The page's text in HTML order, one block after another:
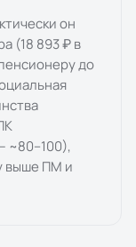
он
(18 893 ₽в
до
~80–100),
выше ПМ и